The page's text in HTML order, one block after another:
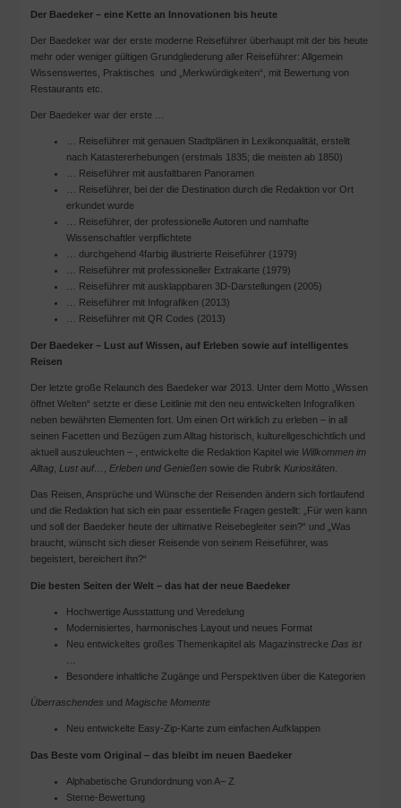
Der Baedeker – eine Kette an Innovationen bis heute
Der Baedeker war der erste moderne Reiseführer überhaupt mit der bis heute
mehr oder weniger gültigen Grundgliederung aller Reiseführer: Allgemein
Wissenswertes, Praktisches und „Merkwürdigkeiten“, mit Bewertung von
Restaurants etc.
Der Baedeker war der erste …
… Reiseführer mit genauen Stadtplänen in Lexikonqualität, erstellt
nach Katastererhebungen (erstmals 1835; die meisten ab 1850)
… Reiseführer mit ausfaltbaren Panoramen
… Reiseführer, bei der die Destination durch die Redaktion vor Ort
erkundet wurde
… Reiseführer, der professionelle Autoren und namhafte
Wissenschaftler verpflichtete
… durchgehend 4farbig illustrierte Reiseführer (1979)
… Reiseführer mit professioneller Extrakarte (1979)
… Reiseführer mit ausklappbaren 3D-Darstellungen (2005)
… Reiseführer mit Infografiken (2013)
… Reiseführer mit QR Codes (2013)
Der Baedeker – Lust auf Wissen, auf Erleben sowie auf intelligentes
Reisen
Der letzte große Relaunch des Baedeker war 2013. Unter dem Motto „Wissen
öffnet Welten“ setzte er diese Leitlinie mit den neu entwickelten Infografiken
neben bewährten Elementen fort. Um einen Ort wirklich zu erleben – in all
seinen Facetten und Bezügen zum Alltag historisch, kulturellgeschichtlich und
aktuell auszuleuchten – , entwickelte die Redaktion Kapitel wie Willkommen im
Alltag, Lust auf… Erleben und Genießensowie die Rubrik Kuriositäten.
Das Reisen, Ansprüche und Wünsche der Reisenden ändern sich fortlaufend
und die Redaktion hat sich ein paar essentielle Fragen gestellt: „Für wen kann
und soll der Baedeker heute der ultimative Reisebegleiter sein?“ und „Was
braucht, wünscht sich dieser Reisende von seinem Reiseführer, was
begeistert, bereichert ihn?“
Die besten Seiten der Welt – das hat der neue Baedeker
Hochwertige Ausstattung und Veredelung
Modernisiertes, harmonisches Layout und neues Format
Neu entwickeltes großes Themenkapitel als Magazinstrecke Das ist
Besondere inhaltliche Zugänge und Perspektiven über die Kategorien
Überraschendes und Magische Momente
Neu entwickelte Easy-Zip-Karte zum einfachen Aufklappen
Das Beste vom Original – das bleibt im neuen Baedeker
Alphabetische Grundordnung von A– Z
Sterne-Bewertung